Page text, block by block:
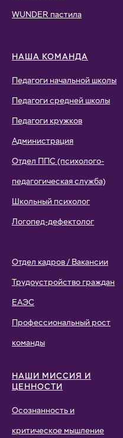
WUNDER пастила
НАША КОМАНДА
Педагоги начальной школы
Педагоги средней школы
Педагоги кружков
Администрация
Отдел ППС (психолого-
педагогическая служба)
Школьный психолог
Логопед-дефектолог
Отдел кадров / Вакансии
Трудоустройство граждан
ЕАЭС
Профессиональный рост
команды
НАШИ МИССИЯ И
ЦЕННОСТИ
Осознанность и
критическое мышление